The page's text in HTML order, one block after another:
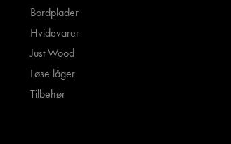
Bordplader
Hvidevarer
Just Wood
Løse låger
Tilbehør